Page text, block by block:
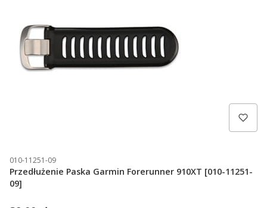
010-11251-09
Przedłużenie Paska Garmin Forerunner 910XT [010-11251-
09]